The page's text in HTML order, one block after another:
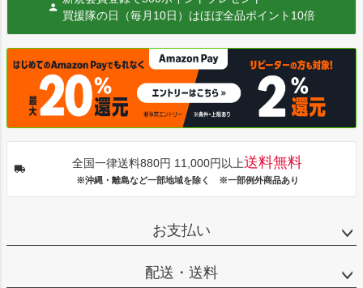
買援隊の日（毎月10日）はほぼ全品ポイント10倍
全国一律送料880円 11,000円以上送料無料
※沖縄・離島など一部地域を除く ※一部例外商品あり
お支払い
配送・送料